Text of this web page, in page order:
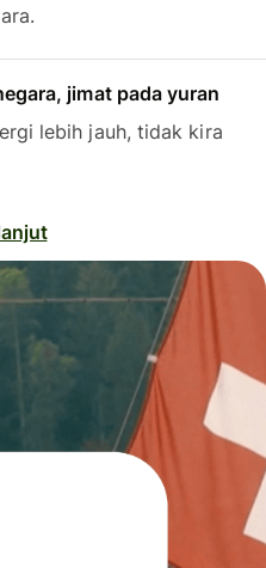
jimat pada yuran
lebih jauh, tidak kira